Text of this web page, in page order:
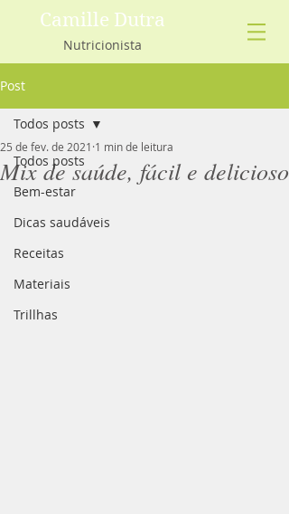
Camille Dutra
Nutricionista
Post
Todos posts
Bem-estar
Dicas saudáveis
Receitas
Materiais
Trillhas
Todos posts
Mix de saúde, fácil e delicioso
25 de fev. de 2021 1 min de leitura